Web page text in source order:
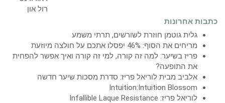
כתבות אחרונות
גלית גוטמן חוזרת לשורשים, תרתי משמע
מריחים את הסוף: 46% יפסלו אתכם על חולצה מיוזעת
פריז בשיער: למה זה קורה, למי זה קורה ואיך אפשר להפחית
את התופעה?
אלביב מבית לוריאל פריז: סדרת מסכות שיער חדשה
Intuition:Intuition Blossom
לוריאל פריז: Infallible Laque Resistance